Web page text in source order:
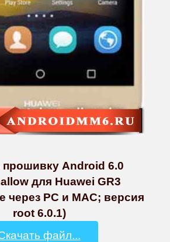
прошивку Android 6.0
для Huawei GR3
через PC и MAC; версия
root 6.0.1)
файл...